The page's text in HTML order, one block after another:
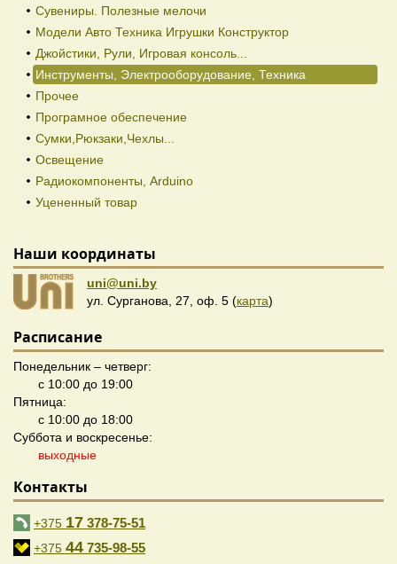
Сувениры. Полезные мелочи
Модели Авто Техника Игрушки Конструктор
Джойстики, Рули, Игровая консоль...
Инструменты, Электрооборудование, Техника
Прочее
Програмное обеспечение
Сумки,Рюкзаки,Чехлы...
Освещение
Радиокомпоненты, Arduino
Уцененный товар
Наши координаты
uni@uni.by
ул. Сурганова, 27, оф. 5 (карта)
Расписание
Понедельник – четверг:
с 10:00 до 19:00
Пятница:
с 10:00 до 18:00
Суббота и воскресенье:
выходные
Контакты
+375 17 378-75-51
+375 44 735-98-55